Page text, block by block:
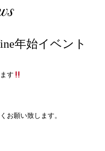
年始イベント
す
お願い致します。